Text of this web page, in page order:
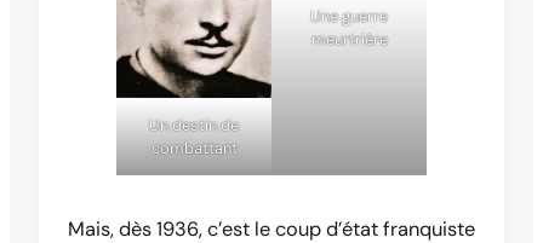
Un destin de
combattant
Une guerre
meurtrière
Mais, dès 1936, c’est le coup d’état franquiste